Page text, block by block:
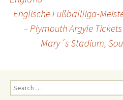
Englische Fußballliga-
– Plymouth Argyle
Mary´s Stadium,
Search
for: